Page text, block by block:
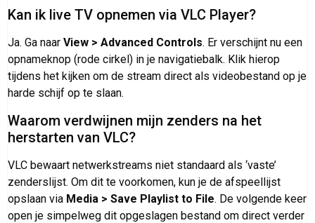
Kan ik live TV opnemen via VLC Player?
Ja. Ga naar View > Advanced Controls. Er verschijnt nu een
opnameknop (rode cirkel) in je navigatiebalk. Klik hierop
tijdens het kijken om de stream direct als videobestand op je
harde schijf op te slaan.
Waarom verdwijnen mijn zenders na het
herstarten van VLC?
VLC bewaart netwerkstreams niet standaard als ‘vaste’
zenderslijst. Om dit te voorkomen, kun je de afspeellijst
opslaan via Media > Save Playlist to File. De volgende keer
open je simpelweg dit opgeslagen bestand om direct verder